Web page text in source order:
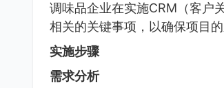
调味品企业在实施CRM（客户
相关的关键事项，以确保项目
实施步骤
需求分析